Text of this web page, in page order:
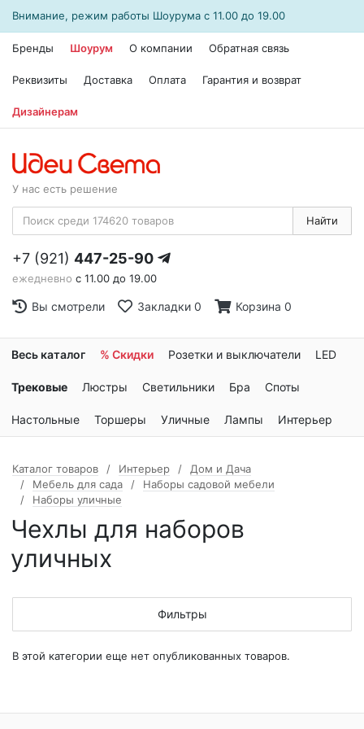
Внимание, режим работы Шоурума с 11.00 до 19.00
Бренды Шоурум О компании Обратная связь
Реквизиты Доставка Оплата Гарантия и возврат
Дизайнерам
У нас есть решение
Найти
+7 (921) 447-25-90
ежедневно с 11.00 до 19.00
Вы смотрели Закладки 0 Корзина 0
Весь каталог % Скидки Розетки и выключатели LED
Трековые Люстры Светильники Бра Споты
Настольные Торшеры Уличные Лампы Интерьер
Каталог товаров Интерьер
Дом и Дача
Мебель для сада
Наборы садовой мебели
Наборы уличные
Чехлы для наборов
уличных
Фильтры
В этой категории еще нет опубликованных товаров.